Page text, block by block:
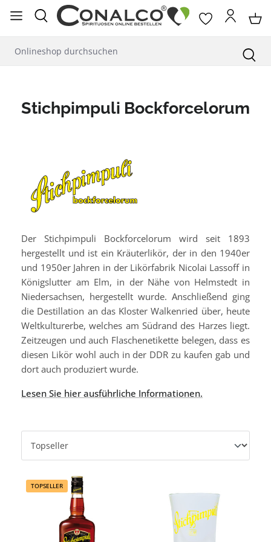
springen
Stichpimpuli Bockforcelorum
Der Stichpimpuli Bockforcelorum wird seit 1893
hergestellt und ist ein Kräuterlikör, der in den 1940er
und 1950er Jahren in der Likörfabrik Nicolai Lassoff in
Königslutter am Elm, in der Nähe von Helmstedt in
Niedersachsen, hergestellt wurde. Anschließend ging
die Destillation an das Kloster Walkenried über, heute
Weltkulturerbe, welches am Südrand des Harzes liegt.
Zeitzeugen und auch Flaschenetikette belegen, dass es
diesen Likör wohl auch in der DDR zu kaufen gab und
dort auch produziert wurde.
Lesen Sie hier ausführliche Informationen.
TOPSELLER